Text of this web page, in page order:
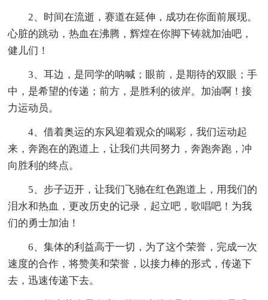
2、时间在流逝，赛道在延伸，成功在你面前展现。
心脏的跳动，热血在沸腾，辉煌在你脚下铸就加油吧，
健儿们！
3、耳边，是同学的呐喊；眼前，是期待的双眼；手
中，是希望的传递；前方，是胜利的彼岸。加油啊！接
力运动员。
4、借着奥运的东风迎着观众的喝彩，我们运动起
来，奔跑在的跑道上，让我们共同努力，奔跑奔跑，冲
向胜利的终点。
5、步子迈开，让我们飞驰在红色跑道上，用我们的
泪水和热血，更改历史的记录，起立吧，歌唱吧！为我
们的勇士加油！
6、集体的利益高于一切，为了这个荣誉，完成一次
速度的合作，将赞美和荣誉，以接力棒的形式，传递下
去，迅速传递下去。